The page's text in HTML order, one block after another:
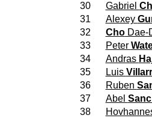
30
Gabriel
31
Alexey
32
ChoDae-
33
Peter
34
Andras
35
Luis
36
Ruben
37
Abel
38